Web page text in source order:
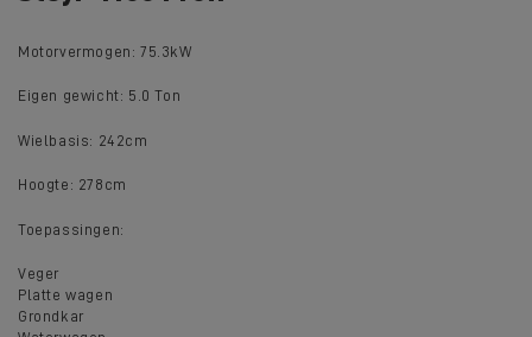
Motorvermogen: 75.3kW
Eigen gewicht: 5.0 Ton
Wielbasis: 242cm
Hoogte: 278cm
Toepassingen:
Veger
Platte wagen
Grondkar